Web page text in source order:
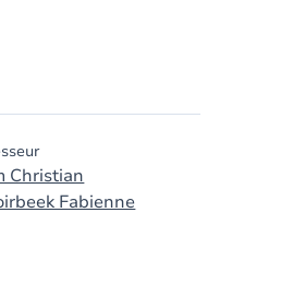
Christian
Fabienne